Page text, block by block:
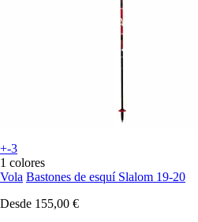
+-3
1 colores
Vola Bastones de esquí Slalom 19-20
Desde 155,00 €